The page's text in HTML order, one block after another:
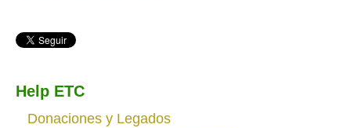
Help ETC
Donaciones y Legados